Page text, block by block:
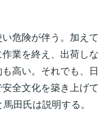
危険が伴う。加えて
作業を終え、出荷しな
高い。それでも、日
全文化を築き上げて
馬田氏は説明する。